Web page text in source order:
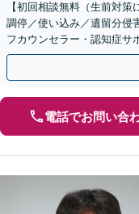
【初回相談無料（生前対
調停／使い込み／遺留分侵
フカウンセラー・認知症サ
続もお任せください」【当
電話でお問い合